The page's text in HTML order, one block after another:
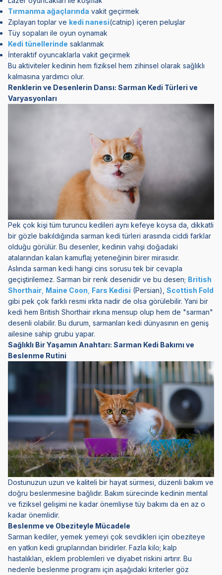
Tırmanma ağaçlarında vakit geçirmek
Zıplayan toplar ve kedi nanesi(catnip) içeren peluşlar
Tüy sopaları ile oyun oynamak
Kedi tünellerinde saklanmak
İnteraktif oyuncaklarla vakit geçirmek
Bu aktiviteler kedinin hem fiziksel hem zihinsel olarak sağlıklı
kalmasına yardımcı olur.
Renklerin ve Desenlerin Dansı: Sarman Kedi Türleri ve
Varyasyonları
Pek çok kişi tüm turuncu kedileri aynı kefeye koysa da, dikkatli
bir gözle bakıldığında sarman kedi türleri arasında ciddi farklar
olduğu görülür. Bu desenler, kedinin vahşi doğadaki
atalarından kalan kamuflaj yeteneğinin birer mirasıdır.
Aslında sarman kedi hangi cins sorusu tek bir cevapla
geçiştirilemez. Sarman bir renk desenidir ve bu desen; British
Shorthair Maine Coon Fars Kedisi (Persian), Scottish Fold
gibi pek çok farklı resmi ırkta nadir de olsa görülebilir. Yani bir
kedi hem British Shorthair ırkına mensup olup hem de "sarman"
desenli olabilir. Bu durum, sarmanları kedi dünyasının en geniş
ailesine sahip grubu yapar.
Sağlıklı Bir Yaşamın Anahtarı: Sarman Kedi Bakımı ve
Beslenme Rutini
Dostunuzun uzun ve kaliteli bir hayat sürmesi, düzenli bakım ve
doğru beslenmesine bağlıdır. Bakım sürecinde kedinin mental
ve fiziksel gelişimi ne kadar önemliyse tüy bakımı da en az o
kadar önemlidir.
Beslenme ve Obeziteyle Mücadele
Sarman kediler, yemek yemeyi çok sevdikleri için obeziteye
en yatkın kedi gruplarından biridirler. Fazla kilo; kalp
hastalıkları, eklem problemleri ve diyabet riskini artırır. Bu
nedenle beslenme programı için aşağıdaki kriterler göz